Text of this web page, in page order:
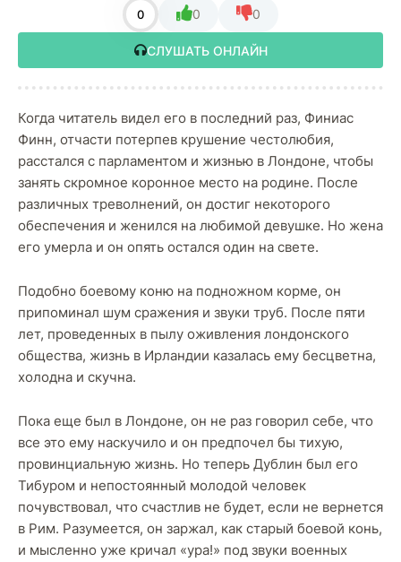
0 0 0
СЛУШАТЬ ОНЛАЙН
Когда читатель видел его в последний раз, Финиас
Финн, отчасти потерпев крушение честолюбия,
расстался с парламентом и жизнью в Лондоне, чтобы
занять скромное коронное место на родине. После
различных треволнений, он достиг некоторого
обеспечения и женился на любимой девушке. Но жена
его умерла и он опять остался один на свете.
Подобно боевому коню на подножном корме, он
припоминал шум сражения и звуки труб. После пяти
лет, проведенных в пылу оживления лондонского
общества, жизнь в Ирландии казалась ему бесцветна,
холодна и скучна.
Пока еще был в Лондоне, он не раз говорил себе, что
все это ему наскучило и он предпочел бы тихую,
провинциальную жизнь. Но теперь Дублин был его
Тибуром и непостоянный молодой человек
почувствовал, что счастлив не будет, если не вернется
в Рим. Разумеется, он заржал, как старый боевой конь,
и мысленно уже кричал «ура!» под звуки военных